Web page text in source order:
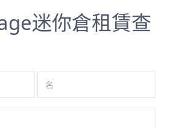
迷你倉租賃查